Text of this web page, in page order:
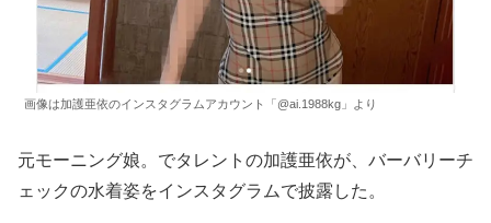
画像は加護亜依のインスタグラムアカウント「@ai.1988kg」より
元モーニング娘。でタレントの加護亜依が、バーバリーチ
ェックの水着姿をインスタグラムで披露した。